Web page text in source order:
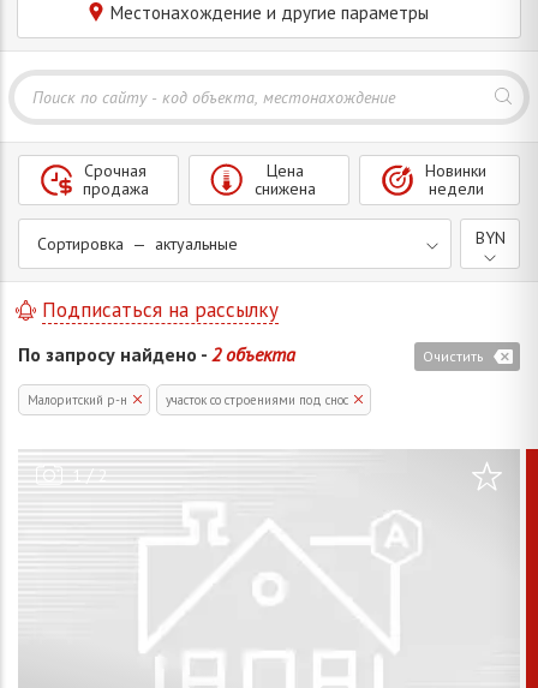
Местонахождение и другие параметры
Сортировка — актуальные
Срочная
продажа
Цена
снижена
Новинки
недели
BYN
По запросу найдено - 2 объекта Очистить
Подписаться на рассылку
Малоритский р-н участок со строениями под снос
1/2